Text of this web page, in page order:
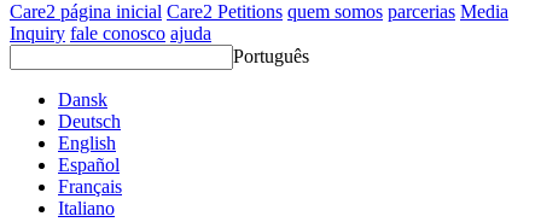
Care2 página inicial Care2 Petitions quem somos parcerias Media
Inquiry fale conosco ajuda
Português
Dansk
Deutsch
English
Español
Français
Italiano